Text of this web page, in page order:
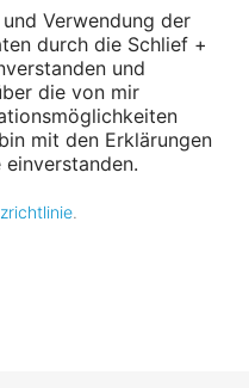
Verwendung der
durch die Schlief +
und
die von mir
mit den Erklärungen